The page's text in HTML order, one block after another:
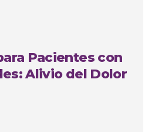
Pacientes con
Alivio del Dolor
de la
Recuperación de